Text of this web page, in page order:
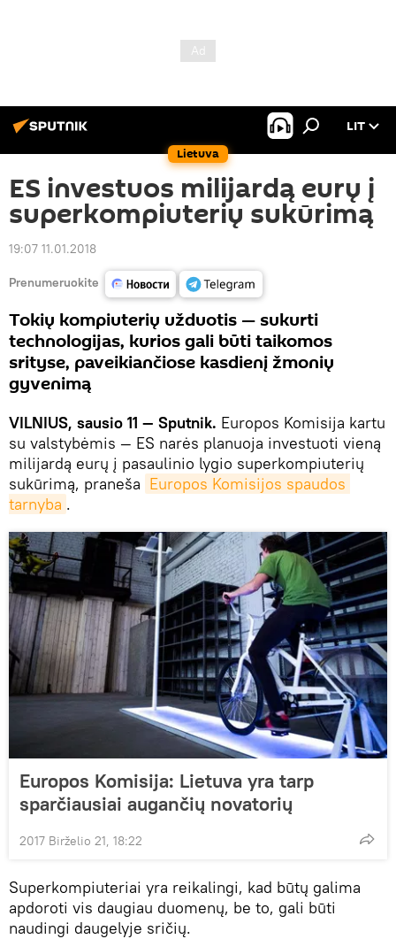
Lietuva
LIT
ES investuos milijardą eurų į
superkompiuterių sukūrimą
19:07 11.01.2018
Prenumeruokite
Tokių kompiuterių užduotis — sukurti
technologijas, kurios gali būti taikomos
srityse, paveikiančiose kasdienį žmonių
gyvenimą
VILNIUS, sausio 11 — Sputnik. Europos Komisija kartu
su valstybėmis — ES narės planuoja investuoti vieną
milijardą eurų į pasaulinio lygio superkompiuterių
sukūrimą, praneša Europos Komisijos spaudos
tarnyba .
Europos Komisija: Lietuva yra tarp
sparčiausiai augančių novatorių
2017 Birželio 21, 18:22
Superkompiuteriai yra reikalingi, kad būtų galima
apdoroti vis daugiau duomenų, be to, gali būti
naudingi daugelyje sričių.